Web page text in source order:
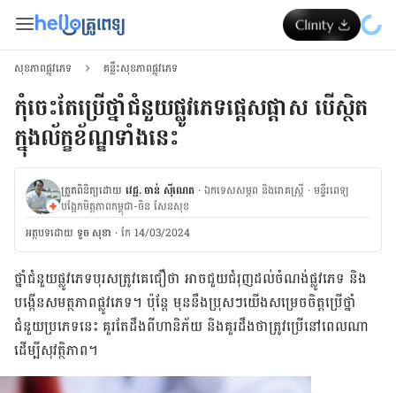
សុខភាពផ្លូវភេទ គន្លឹះសុខភាពផ្លូវភេទ
កុំចេះតែប្រើថ្នាំជំនួយផ្លូវភេទផ្តេសផ្តាស បើស្ថិត
ក្នុងល័ក្ខខ័ណ្ឌទាំងនេះ
ត្រួតពិនិត្យដោយ វេជ្ជ. ចាន់ ស៊ីណេត ·ឯកទេសសម្ភព និងរោគស្ត្រី ·ម​ន្ទីរពេទ្យ
បង្អែកមិត្តភាពកម្ពុជា-ចិន សែនសុខ
អត្ថបទ​ដោយ ទូច សុខា ·កែ 14/03/2024
ថ្នាំជំនួយផ្លូវភេទ​បុរស​ត្រូវ​គេ​ជឿ​ថា​ អាច​ជួយ​ជំរុញ​ដល់​ចំណង់​ផ្លូវ​ភេទ​ និង​
បង្កើន​សមត្ថភាព​ផ្លូវ​ភេទ​។ ប៉ុន្តែ មុន​នឹង​ប្រុស​ៗ​យើង​សម្រេច​ចិត្ត​ប្រើ​ថ្នាំ​
ជំនួយ​ប្រភេទ​នេះ គួរ​តែ​ដឹង​ពី​ហានិភ័យ និង​គួរ​ដឹង​ថា​ត្រូវ​ប្រើ​នៅ​ពេល​ណា​
ដើម្បី​សុវត្ថិភាព​។​